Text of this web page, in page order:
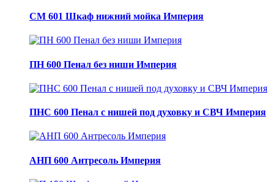
СМ 601 Шкаф нижний мойка Империя
ПН 600 Пенал без ниши Империя
ПНС 600 Пенал с нишей под духовку и СВЧ Империя
АНП 600 Антресоль Империя